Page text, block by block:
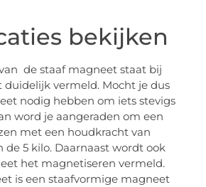
bekijken
de staaf magneet staat bij
duidelijk vermeld. Mocht je dus
nodig hebben om iets stevigs
word je aangeraden om een
met een houdkracht van
de 5 kilo. Daarnaast wordt ook
het magnetiseren vermeld.
is een staafvormige magneet